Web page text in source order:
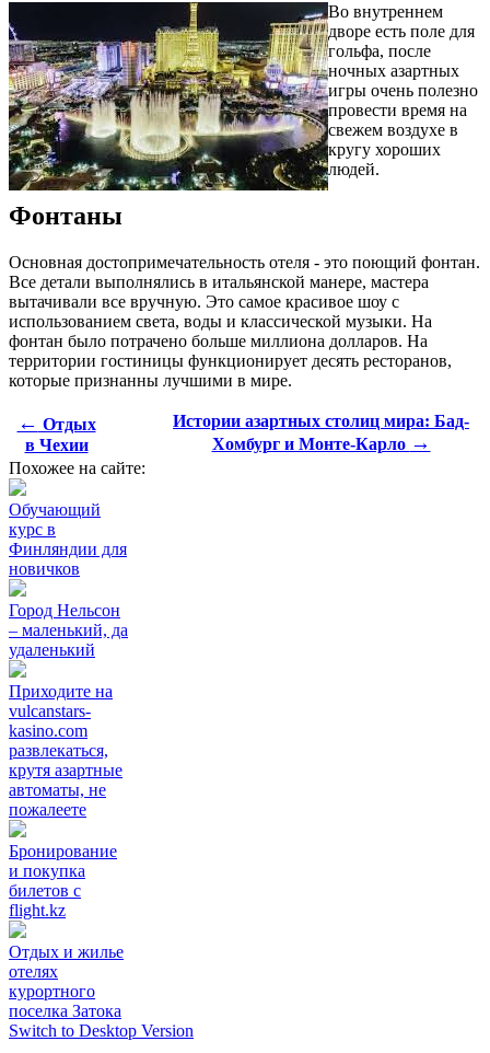
Во внутреннем
дворе есть поле для
гольфа, после
ночных азартных
игры очень полезно
провести время на
свежем воздухе в
кругу хороших
людей.
Фонтаны
Основная достопримечательность отеля - это поющий фонтан.
Все детали выполнялись в итальянской манере, мастера
вытачивали все вручную. Это самое красивое шоу с
использованием света, воды и классической музыки. На
фонтан было потрачено больше миллиона долларов. На
территории гостиницы функционирует десять ресторанов,
которые признанны лучшими в мире.
← Отдых
в Чехии
Истории азартных столиц мира: Бад-
Хомбург и Монте-Карло →
Похожее на сайте:
Обучающий
курс в
Финляндии для
новичков
Город Нельсон
– маленький, да
удаленький
Приходите на
vulcanstars-
kasino.com
развлекаться,
крутя азартные
автоматы, не
пожалеете
Бронирование
и покупка
билетов с
flight.kz
Отдых и жилье
отелях
курортного
поселка Затока
Switch to Desktop Version